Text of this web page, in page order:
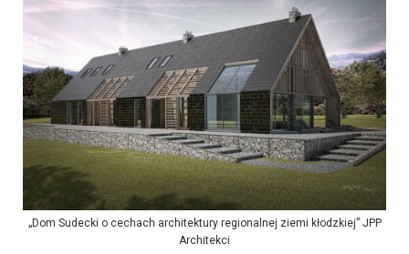
„Dom Sudecki o cechach architektury regionalnej ziemi kłodzkiej” JPP
Architekci